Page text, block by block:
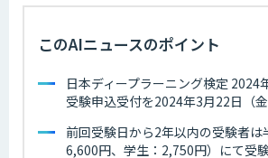
このAIニュースのポイント
日本ディープラーニング検定 2024
受験申込受付を2024年3月22日（
前回受験日から2年以内の受験者は
6,600円、学生：2,750円）にて受